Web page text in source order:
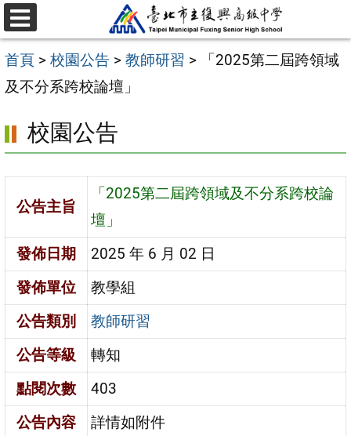
跳
至
主
要
容
區
選
單
首頁 > 校園公告 > 教師研習 >
「2025第二屆跨領域
及不分系跨校論壇」
校園公告
公告主旨
「2025第二屆跨領域及不分系跨校論
壇」
發佈日期
2025 年 6 月 02 日
發佈單位
教學組
公告類別
教師研習
公告等級
轉知
點閱次數
403
公告內容
詳情如附件